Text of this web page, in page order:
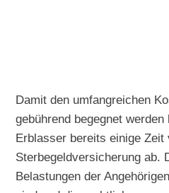
Damit den umfangreichen
gebührend begegnet
Erblasser bereits einige Zeit
Sterbegeldversicherung ab.
Belastungen der